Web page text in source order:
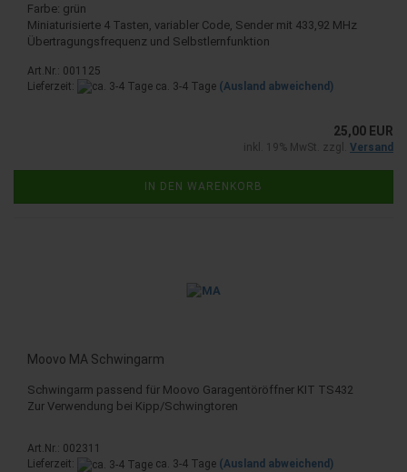
Farbe: grün
Miniaturisierte 4 Tasten, variabler Code, Sender mit 433,92 MHz
Übertragungsfrequenz und Selbstlernfunktion
Art.Nr.: 001125
Lieferzeit:
ca. 3-4 Tage (Ausland abweichend)
25,00 EUR
inkl. 19% MwSt. zzgl. Versand
IN DEN WARENKORB
Moovo MA Schwingarm
Schwingarm passend für Moovo Garagentöröffner KIT TS432
Zur Verwendung bei Kipp/Schwingtoren
Art.Nr.: 002311
Lieferzeit:
ca. 3-4 Tage (Ausland abweichend)